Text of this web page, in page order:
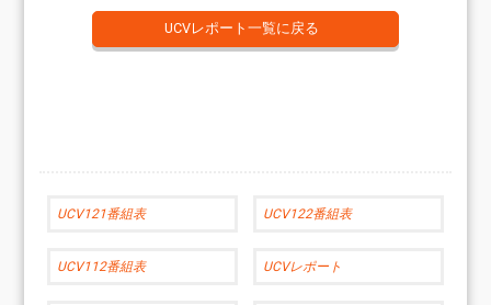
UCVレポート一覧に戻る
UCV121番組表 UCV122番組表
UCV112番組表 UCVレポート